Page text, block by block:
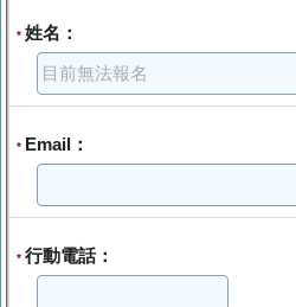
* 姓名：
* Email：
* 行動電話：